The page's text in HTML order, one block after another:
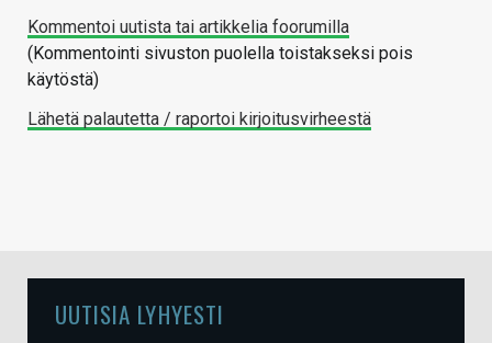
Kommentoi uutista tai artikkelia foorumilla
(Kommentointi sivuston puolella toistakseksi pois
käytöstä)
Lähetä palautetta / raportoi kirjoitusvirheestä
UUTISIA LYHYESTI